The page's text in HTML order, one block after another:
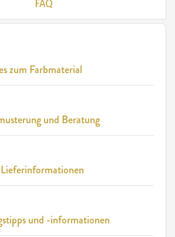
FAQ
zum Farbmaterial
und Beratung
und -informationen